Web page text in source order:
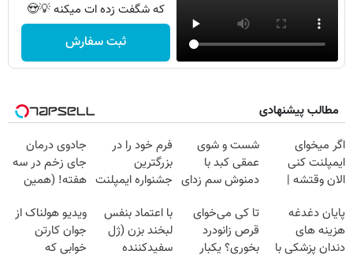
که شگفت زده ات میکنه 💡😍
ثبت سفارش
مطالب پیشنهادی
Image failed to
load
اگر میخوای
ایمپلنت کنی
الان وقتشه |
میلیون تومان!!!
Image failed to
شست و شوی
عمقی کبد با
دمنوش سم زدای
Image failed to
فرم خود را در
بزرگترین
جشنواره ایمپلنت
فقط ۲۵ میلیون
Image failed to
جادوی درمان
جای زخم در سه
هفته! (همین
صحبت کنید)
Image failed to
پایان دغدغه
هزینه های
دندان پزشکی با
Image failed to
تا کی می‌خوای
قرص زانودرد
بخوری؟ یکبار
Image failed to
با اعتماد بنفس
لبخند بزن (ژل
سفیدکننده
Image failed to
ویدیو هولناک از
جوان کارتن
خوابی که